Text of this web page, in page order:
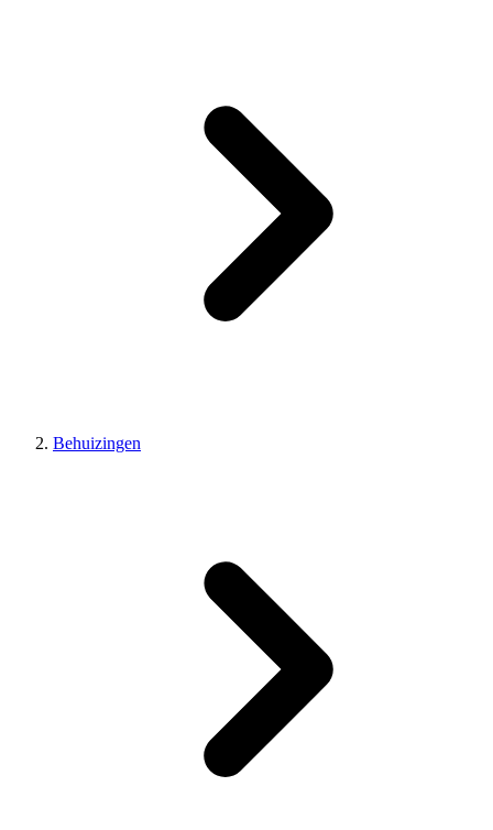
Behuizingen